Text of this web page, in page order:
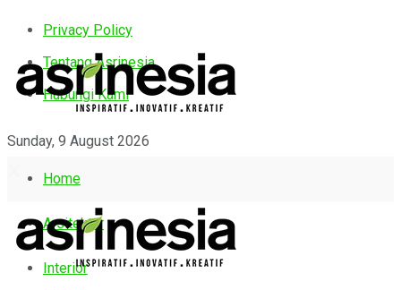
Privacy Policy
Tentang Asrinesia
Hubungi Kami
Sunday, 9 August 2026
Home
Arsitektur
Interior